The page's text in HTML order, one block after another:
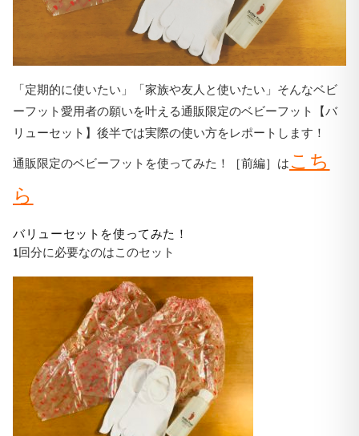
「定期的に使いたい」「家族や友人と使いたい」そんなベビ
ーフット愛用者の願いを叶える通販限定のベビーフット【バ
リューセット】後半では実際の使い方をレポートします！
通販限定のベビーフットを使ってみた！［前編］はこち
ら
バリューセットを使ってみた！
1回分に必要なのはこのセット